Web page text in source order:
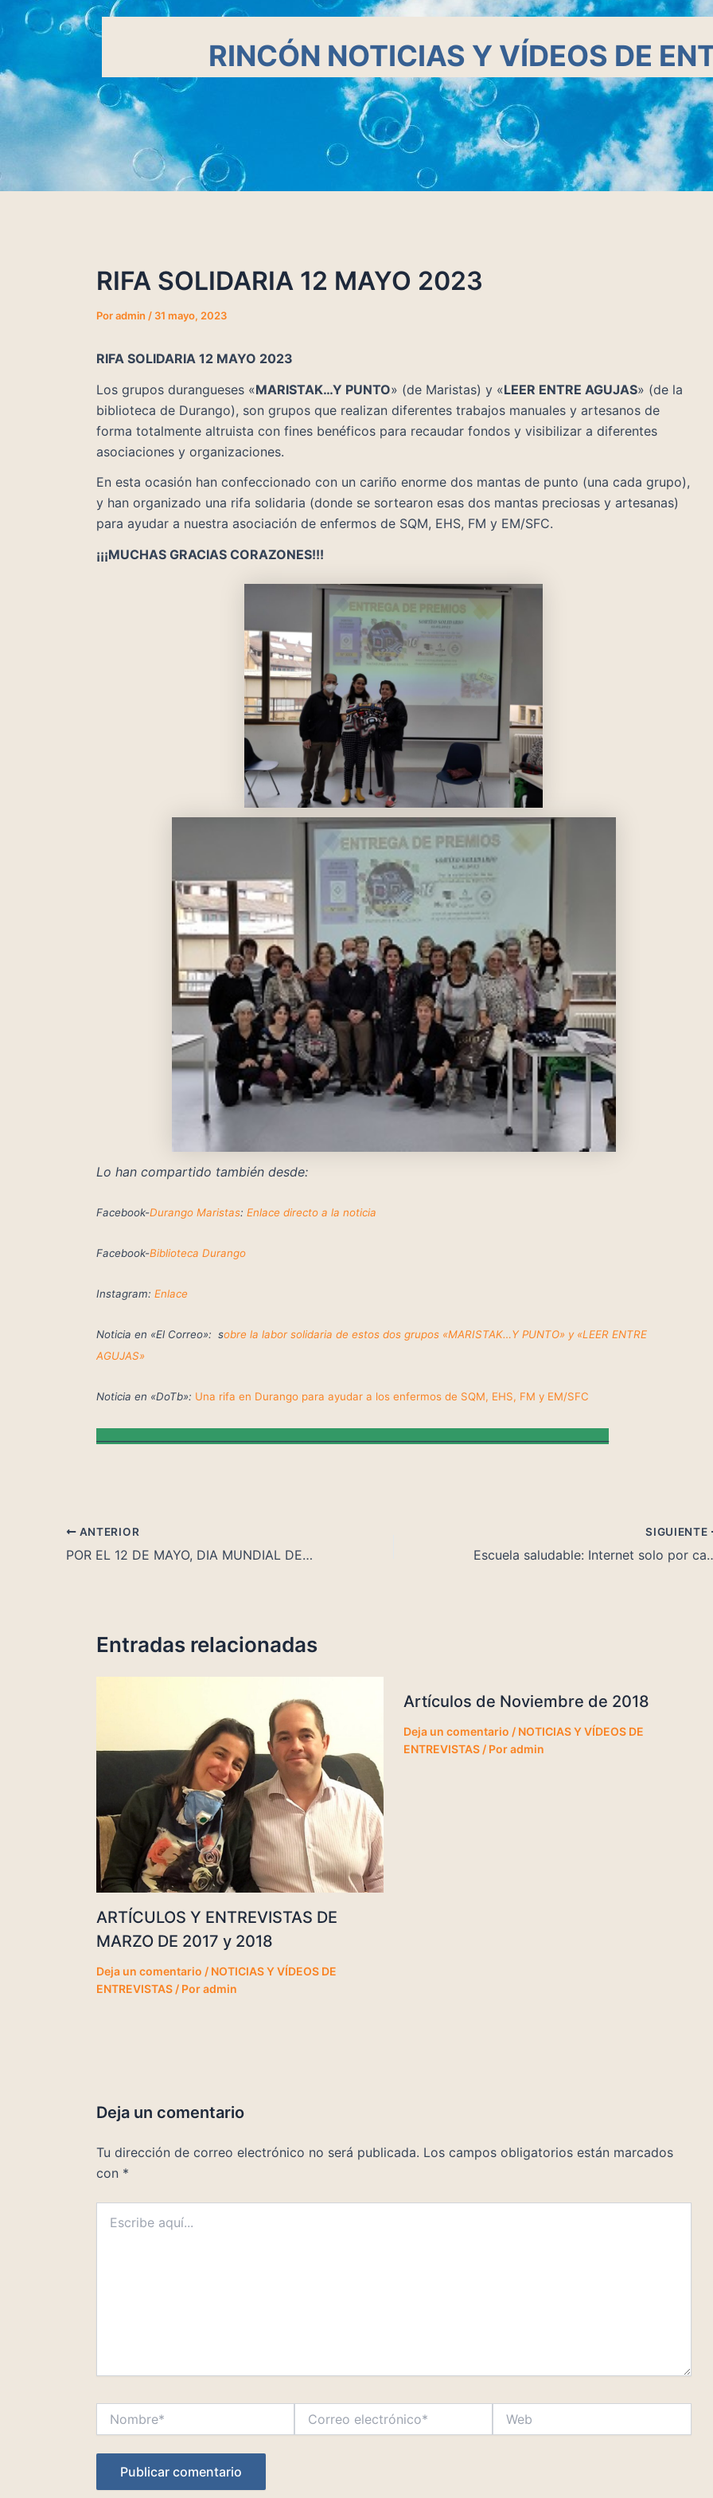
RINCÓN NOTICIAS Y VÍDEOS DE
RIFA SOLIDARIA 12 MAYO 2023
Poradmin / 31 mayo, 2023
RIFA SOLIDARIA 12 MAYO 2023
Los grupos durangueses «MARISTAK…Y PUNTO» (de Maristas) y «LEER ENTRE AGUJAS» (de la
biblioteca de Durango), son grupos que realizan diferentes trabajos manuales y artesanos de
forma totalmente altruista con fines benéficos para recaudar fondos y visibilizar a diferentes
asociaciones y organizaciones.
En esta ocasión han confeccionado con un cariño enorme dos mantas de punto (una cada grupo),
y han organizado una rifa solidaria (donde se sortearon esas dos mantas preciosas y artesanas)
para ayudar a nuestra asociación de enfermos de SQM, EHS, FM y EM/SFC.
¡¡¡MUCHAS GRACIAS CORAZONES!!!
Lo han compartido también desde:
Facebook-Durango Maristas: Enlace directo a la noticia
Facebook-Biblioteca Durango
Instagram: Enlace
Noticia en «El Correo»: sobre la labor solidaria de estos dos grupos «MARISTAK…Y PUNTO» y «LEER ENTRE
AGUJAS»
Noticia en «DoTb»: Una rifa en Durango para ayudar a los enfermos de SQM, EHS, FM y EM/SFC
ANTERIOR
POR EL 12 DE MAYO, DIA MUNDIAL DE FM, EM/SFC, SQM y EHS: Actividades de Visibilización (2023)
SIGUIENTE
Escuela saludable:
Entradas relacionadas
ARTÍCULOS Y ENTREVISTAS DE
MARZO DE 2017 y 2018
Deja un comentario / NOTICIAS Y VÍDEOS DE
ENTREVISTAS/ Poradmin
Artículos de Noviembre de 2018
Deja un comentario / NOTICIAS Y VÍDEOS DE
ENTREVISTAS / Poradmin
Deja un comentario
Tu dirección de correo electrónico no será publicada. Los campos obligatorios están marcados
con *
aquí...
electrónico*